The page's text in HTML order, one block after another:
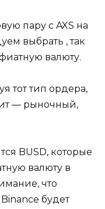
пару с AXS на
выбрать , так
валюту.
тот тип ордера,
— рыночный,
BUSD, которые
валюту в
что
будет